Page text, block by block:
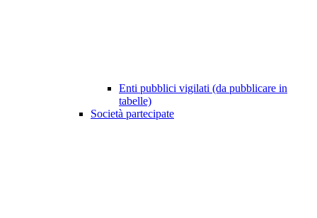
Enti pubblici vigilati (da pubblicare in
tabelle)
Società partecipate